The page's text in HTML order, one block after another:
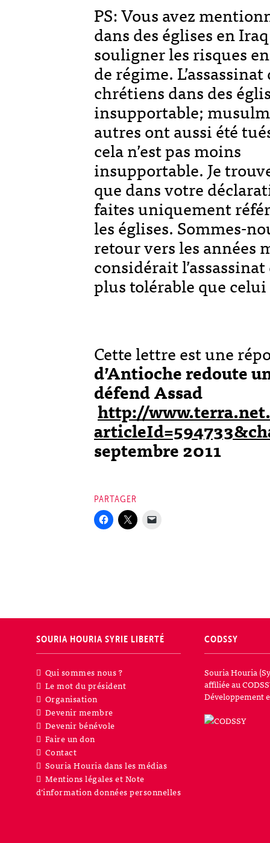
PS: Vous avez
dans des églises en
souligner les risques
de régime. L’assassinat
chrétiens dans des
insupportable;
autres ont aussi été
cela n’est pas moins
insupportable. Je
que dans votre
faites uniquement
les églises. Sommes-
retour vers les années
considérait
plus tolérable que
Cette lettre est une
d’Antioche redoute
défend Assad
http://
septembre 2011
PARTAGER
SOURIA HOURIA SYRIE LIBERTÉ
Qui sommes nous ?
Le mot du président
Organisation
Devenir membre
Devenir bénévole
Faire un don
Contact
Souria Houria dans les médias
Mentions légales et Note
d’information données personnelles
CODSSY
Souria Houria
affiliée au
Développement